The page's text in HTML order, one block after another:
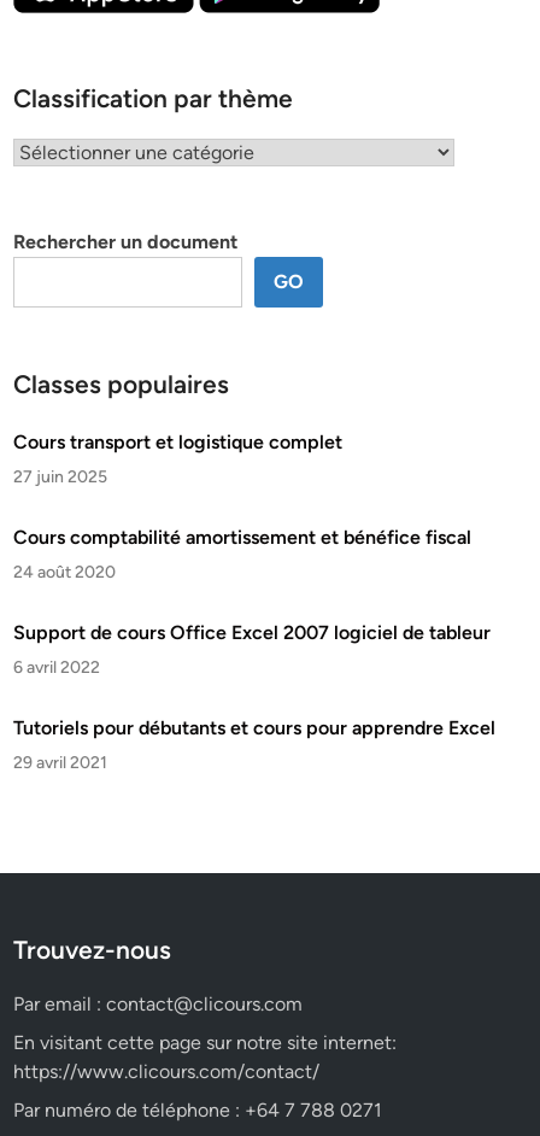
Classification par thème
Classification
Rechercher un document
GO
Classes populaires
Cours transport et logistique complet
27 juin 2025
Cours comptabilité amortissement et bénéfice fiscal
24 août 2020
Support de cours Office Excel 2007 logiciel de tableur
6 avril 2022
Tutoriels pour débutants et cours pour apprendre Excel
29 avril 2021
Trouvez-nous
Par email :contact@clicours.com
En visitant cette page sur notre site internet:
https://www.clicours.com/contact/
Par numéro de téléphone : +64 7 788 0271